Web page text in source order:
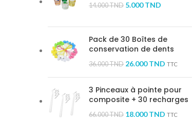
14.000TND 5.000TND
Pack de 30 Boîtes de
conservation de dents
36.000TND 26.000TND TTC
3 Pinceaux à pointe pour
composite + 30 recharges
66.000TND 18.000TND TTC